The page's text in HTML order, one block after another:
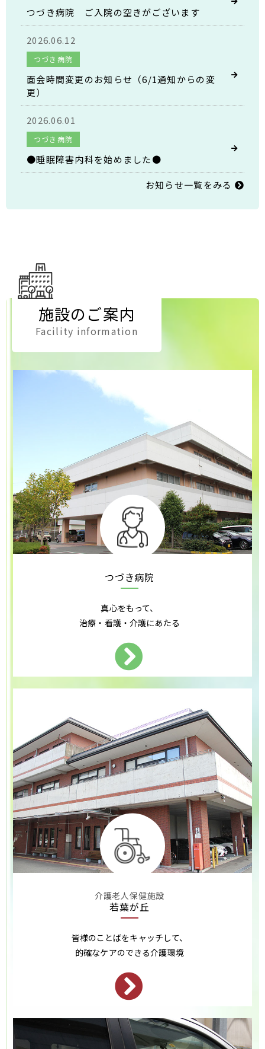
つづき病院 ご入院の空きがございます
2026.06.12
つづき病院
面会時間変更のお知らせ（6/1通知からの変
更）
2026.06.01
つづき病院
●睡眠障害内科を始めました●
お知らせ一覧をみる
2025.07.10
イベント
７月22日(火)【無料・予約不要】糖尿病教室の
お知らせ
施設のご案内
Facility information
つづき病院
真心をもって、
治療・看護・介護にあたる
介護老人保健施設
若葉が丘
皆様のことばをキャッチして、
的確なケアのできる介護環境